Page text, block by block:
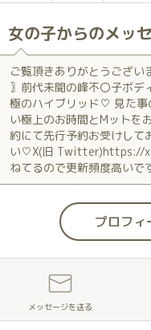
女の子からのメッ
ご覧頂きありがとうござい
〗前代未聞の峰不〇子ボ
極のハイブリッド♡ 見た事
い極上のお時間とMットを
約にて先行予約お受けして
い♡X(旧 Twitter)https://
ねてるので更新頻度高いで
プロフィ
メッセージを送る